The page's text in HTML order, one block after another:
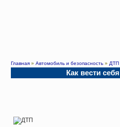
Главная » Автомобиль и безопасность » ДТП
Как вести